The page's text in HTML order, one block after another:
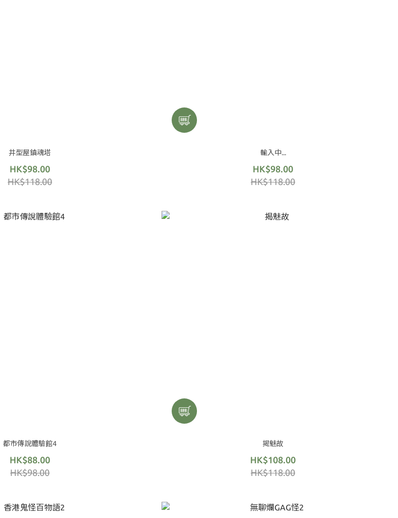
井型屋鎮魂塔
HK$98.00
HK$118.00
輸入中...
HK$98.00
HK$118.00
都市傳說體驗館4
HK$88.00
HK$98.00
揭魅故
HK$108.00
HK$118.00